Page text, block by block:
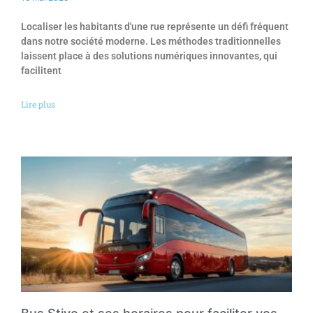
Localiser les habitants d'une rue représente un défi fréquent
dans notre société moderne. Les méthodes traditionnelles
laissent place à des solutions numériques innovantes, qui
facilitent
Lire plus